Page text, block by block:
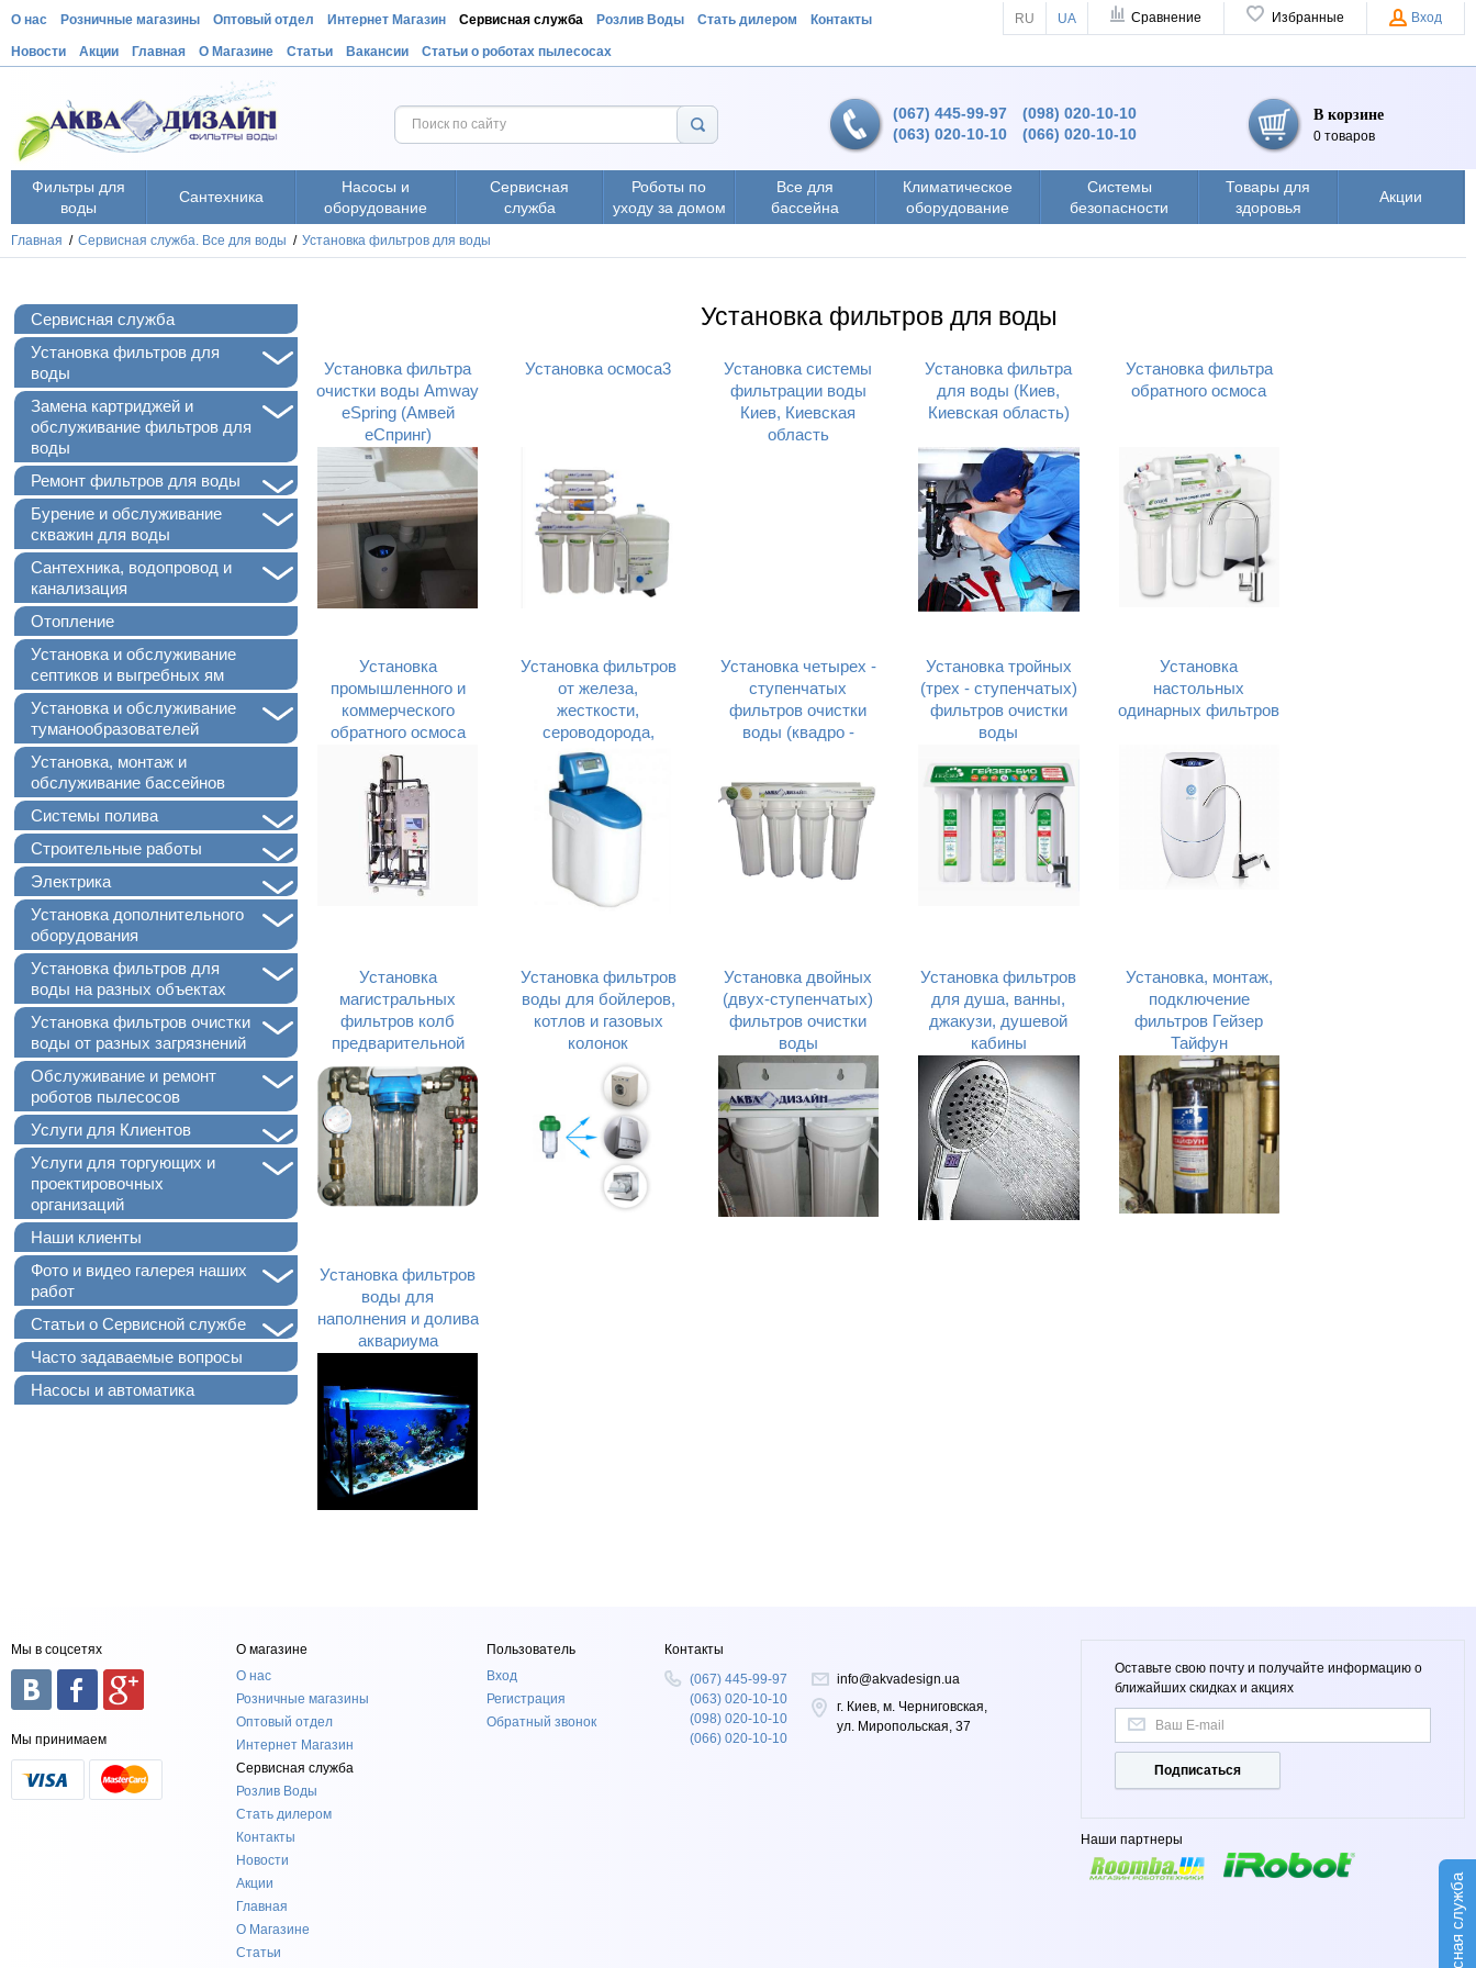
О нас Розничные магазины Оптовый отдел Интернет Магазин Сервисная служба Розлив Воды Стать дилером Контакты
Новости Акции Главная О Магазине Статьи Вакансии Статьи о роботах пылесосах
RU UA Сравнение Избранные Вход
(067) 445-99-97
(063) 020-10-10
(098) 020-10-10
(066) 020-10-10
В корзине
0 товаров
Фильтры для
воды
Сантехника
Насосы и
оборудование
Сервисная
служба
Роботы по
уходу за домом
Все для
бассейна
Климатическое
оборудование
Системы
безопасности
Товары для
здоровья
Акции
Главная / Сервисная служба. Все для воды / Установка фильтров для воды
Сервисная служба
+
Установка фильтров для
воды
Замена картриджей и
обслуживание фильтров для
воды
+
Ремонт фильтров для воды
+
Бурение и обслуживание
скважин для воды
+
Сантехника, водопровод и
канализация
Отопление
Установка и обслуживание
септиков и выгребных ям
+
Установка и обслуживание
туманообразователей
Установка, монтаж и
обслуживание бассейнов
Системы полива
Строительные работы
Электрика
+
Установка дополнительного
оборудования
+
Установка фильтров для
воды на разных объектах
+
Установка фильтров очистки
воды от разных загрязнений
+
Обслуживание и ремонт
роботов пылесосов
Услуги для Клиентов
Услуги для торгующих и
проектировочных
организаций
Наши клиенты
+
Фото и видео галерея наших
работ
+
Статьи о Сервисной службе
Часто задаваемые вопросы
Насосы и автоматика
Установка фильтров для воды
Установка фильтра
очистки воды Amway
eSpring (Амвей
еСпринг)
Установка осмоса3
Установка системы
фильтрации воды
Киев, Киевская
область
Установка фильтра
для воды (Киев,
Киевская область)
Установка фильтра
обратного осмоса
Установка
промышленного и
коммерческого
обратного осмоса
Установка фильтров
от железа,
жесткости,
сероводорода,
песка, глины
Установка четырех -
ступенчатых
фильтров очистки
воды (квадро -
Установка тройных
(трех - ступенчатых)
фильтров очистки
воды
Установка
настольных
одинарных фильтров
Установка
магистральных
фильтров колб
предварительной
грубой очистки воды
Установка фильтров
воды для бойлеров,
котлов и газовых
колонок
Установка двойных
(двух-ступенчатых)
фильтров очистки
воды
Установка фильтров
для душа, ванны,
джакузи, душевой
кабины
Установка, монтаж,
подключение
фильтров Гейзер
Тайфун
Установка фильтров
воды для
наполнения и долива
аквариума
Мы в соцсетях
Мы принимаем
О магазине
О нас
Розничные магазины
Оптовый отдел
Интернет Магазин
Сервисная служба
Розлив Воды
Стать дилером
Контакты
Новости
Акции
Главная
О Магазине
Статьи
Пользователь
Вход
Регистрация
Обратный звонок
Контакты
(067) 445-99-97
(063) 020-10-10
(098) 020-10-10
(066) 020-10-10
info@akvadesign.ua
г. Киев, м. Черниговская,
ул. Миропольская, 37
Оставьте свою почту и получайте информацию о
ближайших скидках и акциях
Подписаться
Наши партнеры